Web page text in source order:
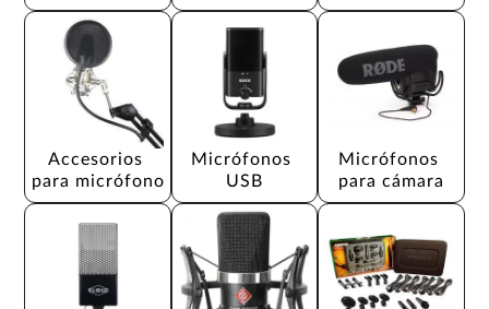
Accesorios
para micrófono
Micrófonos
USB
Micrófonos
para cámara